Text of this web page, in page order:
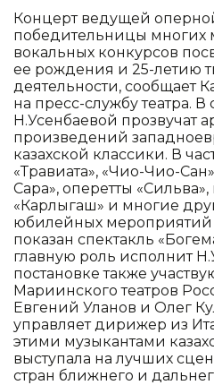
Концерт ведущей
победительницы
вокальных конкурсов
ее рождения и 25-летию
деятельности, сообщает
на пресс-службу театра.
Н.Усенбаевой прозвучат
произведений
казахской классики. В
«Травиата», «Чио-Чио-
Сара», оперетты
«Карлыгаш» и многие
юбилейных мероприятий
показан спектакль
главную роль исполнит
постановке также
Мариинского театров
Евгений Уланов и Олег
управляет дирижер из
этими музыкантами
выступала на лучших
стран ближнего и